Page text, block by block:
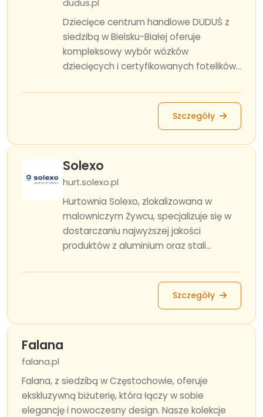
dudus.pl
Dziecięce centrum handlowe DUDUŚ z
siedzibą w Bielsku-Białej oferuje
kompleksowy wybór wózków
dziecięcych i certyfikowanych fotelików...
Szczegóły
Solexo
hurt.solexo.pl
Hurtownia Solexo, zlokalizowana w
malowniczym Żywcu, specjalizuje się w
dostarczaniu najwyższej jakości
produktów z aluminium oraz stali...
Szczegóły
Falana
falana.pl
Falana, z siedzibą w Częstochowie, oferuje
ekskluzywną biżuterię, która łączy w sobie
elegancję i nowoczesny design. Nasze kolekcje